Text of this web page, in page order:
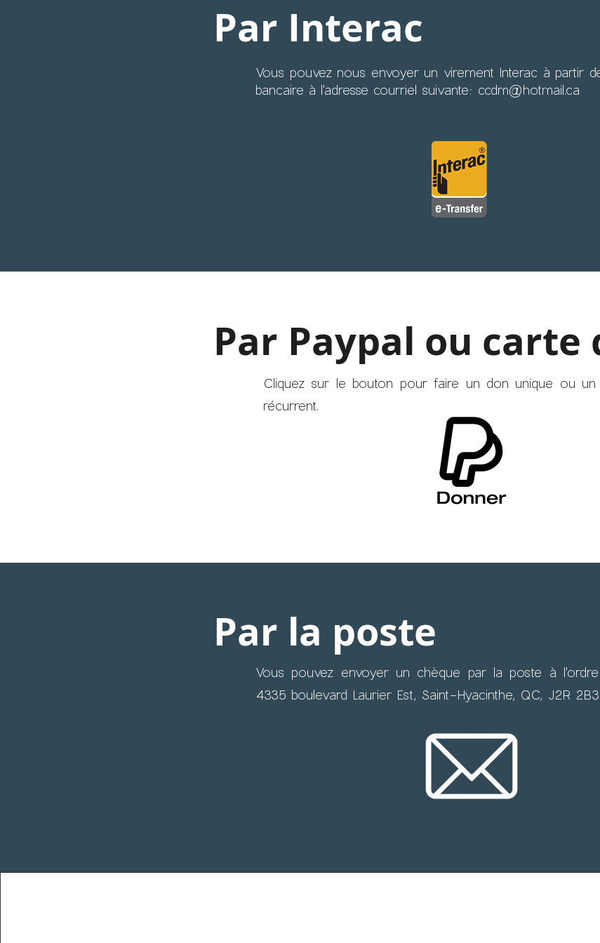
Par Interac
Vous pouvez nous envoyer un virement Interac à partir
bancaire à l'adresse courriel suivante: ccdm@hotmail.ca
Par Paypal ou carte
Cliquez sur le bouton pour faire un don unique ou un
récurrent.
Par la poste
Vous pouvez envoyer un chèque par la poste à
4335 boulevard Laurier Est, Saint-Hyacinthe, QC, J2R 2B3.